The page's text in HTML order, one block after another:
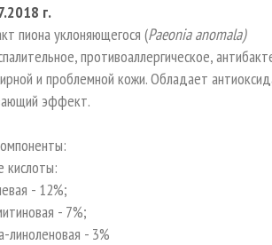
г.
пиона уклоняющегося (Paeonia anomala)
противоаллергическое,
и проблемной кожи. Обладает
эффект.
кислоты:
- 12%;
- 7%;
линоленовая - 3%